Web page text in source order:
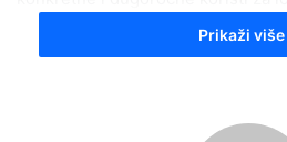
Planirano je uklanjanje otpada iz
dodatno označavanje
čine edukativne radionice za
Prikaži više